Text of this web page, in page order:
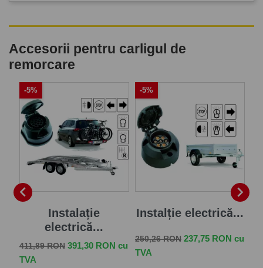
Accesorii pentru carligul de
remorcare

Instalație
electrică...
Pret de baza
411,89 RON Pret
391,30 RON cu
TVA
-5%
Instalție electrică...
Pret de baza
250,26 RON Pret
237,75 RON cu
TVA
-5%
